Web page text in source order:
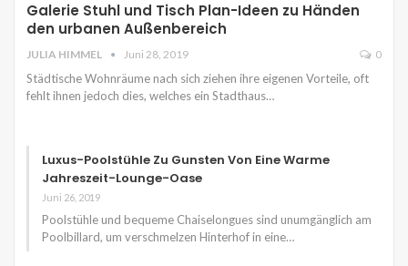
Galerie Stuhl und Tisch Plan-Ideen zu Händen
den urbanen Außenbereich
JULIA HIMMEL Juni 28, 2019 0
Städtische Wohnräume nach sich ziehen ihre eigenen Vorteile, oft
fehlt ihnen jedoch dies, welches ein Stadthaus…
Luxus-Poolstühle Zu Gunsten Von Eine Warme
Jahreszeit-Lounge-Oase
Juni 26, 2019
Poolstühle und bequeme Chaiselongues sind unumgänglich am
Poolbillard, um verschmelzen Hinterhof in eine…